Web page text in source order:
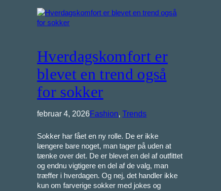
Hverdagskomfort er
blevet en trend også
for sokker
februar 4, 2026Fashion, Trends
Sokker har fået en ny rolle. De er ikke
længere bare noget, man tager på uden at
tænke over det. De er blevet en del af outfittet
og endnu vigtigere en del af de valg, man
træffer i hverdagen. Og nej, det handler ikke
kun om farverige sokker med jokes og